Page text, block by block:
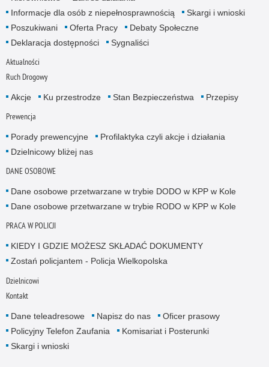
Informacje dla osób z niepełnosprawnością
Skargi i wnioski
Poszukiwani
Oferta Pracy
Debaty Społeczne
Deklaracja dostępności
Sygnaliści
Aktualności
Ruch Drogowy
Akcje Ku przestrodze Stan Bezpieczeństwa Przepisy
Prewencja
Porady prewencyjne
Profilaktyka czyli akcje i działania
Dzielnicowy bliżej nas
DANE OSOBOWE
Dane osobowe przetwarzane w trybie DODO w KPP w Kole
Dane osobowe przetwarzane w trybie RODO w KPP w Kole
PRACA W POLICJI
KIEDY I GDZIE MOŻESZ SKŁADAĆ DOKUMENTY
Zostań policjantem - Policja Wielkopolska
Dzielnicowi
Kontakt
Dane teleadresowe Napisz do nas
Oficer prasowy
Policyjny Telefon Zaufania
Komisariat i Posterunki
Skargi i wnioski